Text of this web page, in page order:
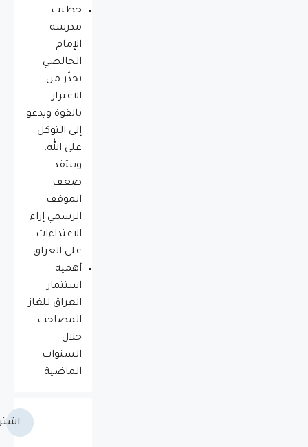
خطيب
مدرسة
الإمام
الخالصي
يحذّر من
الاغترار
بالقوة ويدعو
إلى التوكل
على الله..
وينتقد
ضعف
الموقف
الرسمي إزاء
الاعتداءات
على العراق
أهمية
استثمار
العراق للغاز
المصاحب
خلال
السنوات
الماضية